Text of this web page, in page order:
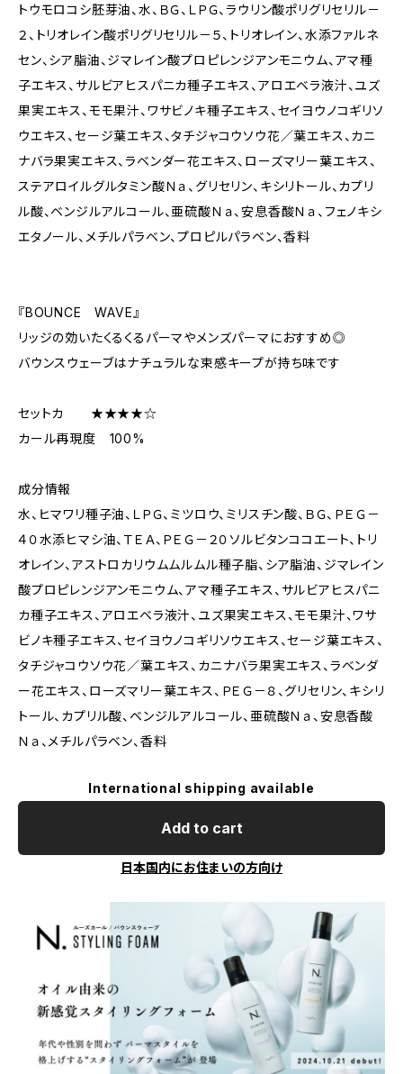
トウモロコシ胚芽油、水、ＢＧ、ＬＰＧ、ラウリン酸ポリグリセリル－
２、トリオレイン酸ポリグリセリル－５、トリオレイン、水添ファルネ
セン、シア脂油、ジマレイン酸プロピレンジアンモニウム、アマ種
子エキス、サルビアヒスパニカ種子エキス、アロエベラ液汁、ユズ
果実エキス、モモ果汁、ワサビノキ種子エキス、セイヨウノコギリソ
ウエキス、セージ葉エキス、タチジャコウソウ花／葉エキス、カニ
ナバラ果実エキス、ラベンダー花エキス、ローズマリー葉エキス、
ステアロイルグルタミン酸Ｎａ、グリセリン、キシリトール、カプリ
ル酸、ベンジルアルコール、亜硫酸Ｎａ、安息香酸Ｎａ、フェノキシ
エタノール、メチルパラベン、プロピルパラベン、香料
『BOUNCE WAVE』
リッジの効いたくるくるパーマやメンズパーマにおすすめ◎
バウンスウェーブはナチュラルな束感キープが持ち味です
セットカ ★★★★☆
カール再現度 100%
成分情報
水、ヒマワリ種子油、ＬＰＧ、ミツロウ、ミリスチン酸、ＢＧ、ＰＥＧ－
４０水添ヒマシ油、ＴＥＡ、ＰＥＧ－２０ソルビタンココエート、トリ
オレイン、アストロカリウムムルムル種子脂、シア脂油、ジマレイン
酸プロピレンジアンモニウム、アマ種子エキス、サルビアヒスパニ
カ種子エキス、アロエベラ液汁、ユズ果実エキス、モモ果汁、ワサ
ビノキ種子エキス、セイヨウノコギリソウエキス、セージ葉エキス、
タチジャコウソウ花／葉エキス、カニナバラ果実エキス、ラベンダ
ー花エキス、ローズマリー葉エキス、ＰＥＧ－８、グリセリン、キシリ
トール、カプリル酸、ベンジルアルコール、亜硫酸Ｎａ、安息香酸
Ｎａ、メチルパラベン、香料
International shipping available
Add to cart
日本国内にお住まいの方向け